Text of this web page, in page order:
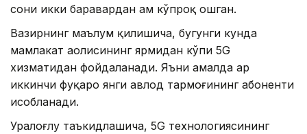
сони икки баравардан ҳам кўпроқ ошган.
Вазирнинг маълум қилишича, бугунги кунда
мамлакат аҳолисининг ярмидан кўпи 5G
хизматидан фойдаланади. Яъни амалда ҳар
иккинчи фуқаро янги авлод тармоғининг абоненти
ҳисобланади.
Уралоғлу таъкидлашича, 5G технологиясининг